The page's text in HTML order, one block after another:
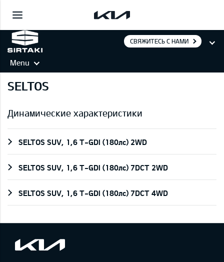
СВЯЖИТЕСЬ С НАМИ
Menu
SELTOS
Динамические характеристики
SELTOS SUV, 1,6 T-GDI (180лс) 2WD
SELTOS SUV, 1,6 T-GDI (180лс) 7DCT 2WD
SELTOS SUV, 1,6 T-GDI (180лс) 7DCT 4WD